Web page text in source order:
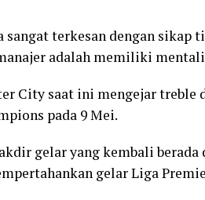
sangat terkesan dengan sikap
adalah memiliki
City saat ini mengejar treble
pada 9 Mei.
gelar yang kembali
gelar Liga